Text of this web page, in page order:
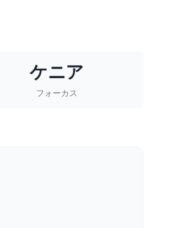
ケニア
フォーカス